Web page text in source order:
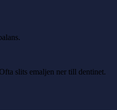
slits emaljen ner till dentinet.